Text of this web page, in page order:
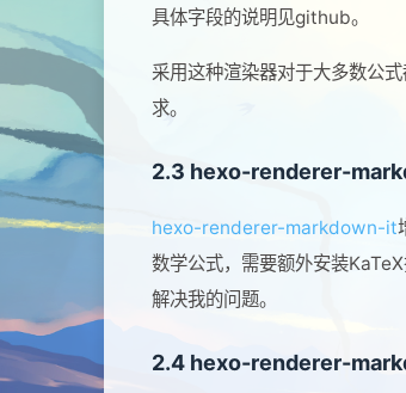
具体字段的说明见github。
采用这种渲染器对于大多数公
求。
2.3 hexo-renderer-
hexo-renderer-markdown-it
数学公式，需要额外安装KaTeX
解决我的问题。
2.4 hexo-renderer-